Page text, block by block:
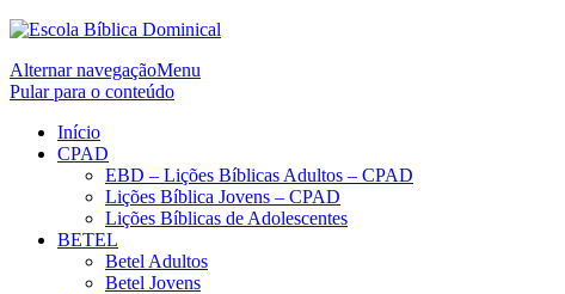
Alternar navegaçãoMenu
Pular para o conteúdo
Início
CPAD
EBD – Lições Bíblicas Adultos – CPAD
Lições Bíblica Jovens – CPAD
Lições Bíblicas de Adolescentes
BETEL
Betel Adultos
Betel Jovens